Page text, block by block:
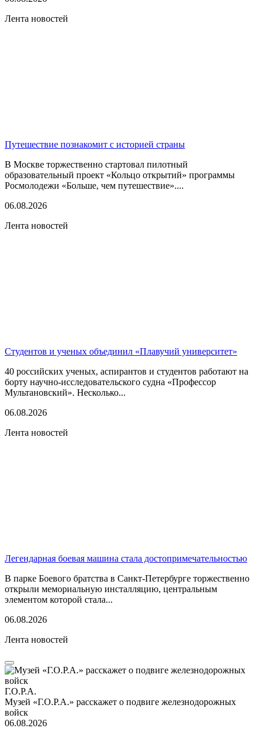
Лента новостей
Путешествие познакомит с историей страны
В Москве торжественно стартовал пилотный
образовательный проект «Кольцо открытий» программы
Росмолодежи «Больше, чем путешествие»....
06.08.2026
Лента новостей
Студентов и ученых объединил «Плавучий университет»
40 российских ученых, аспирантов и студентов работают на
борту научно-исследовательского судна «Профессор
Мультановский». Несколько...
06.08.2026
Лента новостей
Легендарная боевая машина стала достопримечательностью
В парке Боевого братства в Санкт-Петербурге торжественно
открыли мемориальную инсталляцию, центральным
элементом которой стала...
06.08.2026
Лента новостей
Г.О.Р.А.
Музей «Г.О.Р.А.» расскажет о подвиге железнодорожных
войск
06.08.2026